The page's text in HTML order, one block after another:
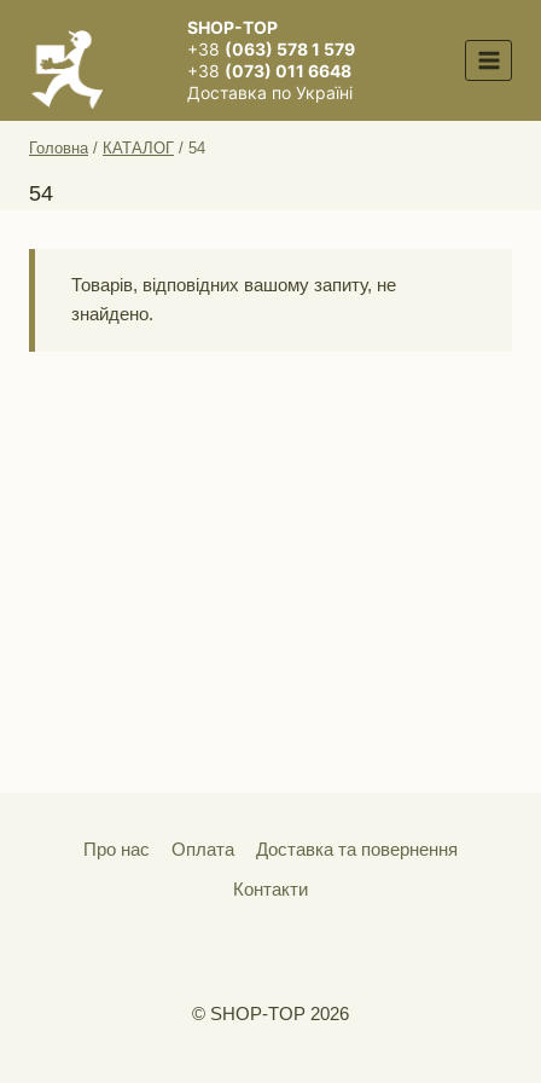
вмісту
SHOP-TOP
+38 (063) 578 1 579
+38 (073) 011 6648
Доставка по Україні
Головна / КАТАЛОГ / 54
54
Товарів, відповідних вашому запиту, не
знайдено.
Про нас Оплата
Доставка та повернення
Контакти
© SHOP-TOP 2026